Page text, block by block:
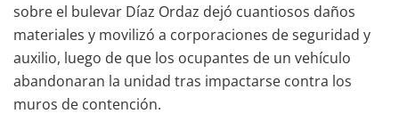
sobre el bulevar Díaz Ordaz dejó cuantiosos daños
materiales y movilizó a corporaciones de seguridad y
auxilio, luego de que los ocupantes de un vehículo
abandonaran la unidad tras impactarse contra los
muros de contención.